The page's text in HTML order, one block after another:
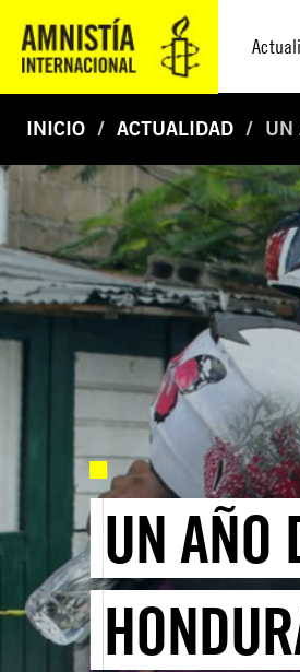
INICIO ACTUALIDAD UN
UN AÑO